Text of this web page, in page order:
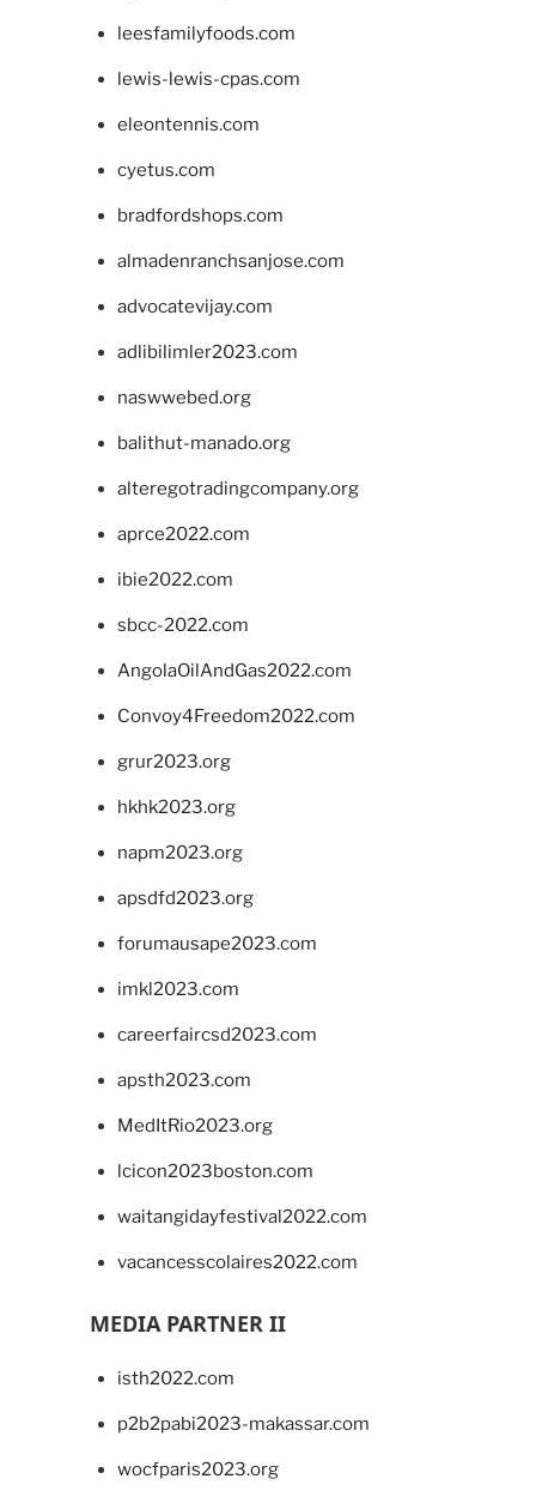
leesfamilyfoods.com
lewis-lewis-cpas.com
eleontennis.com
cyetus.com
bradfordshops.com
almadenranchsanjose.com
advocatevijay.com
adlibilimler2023.com
naswwebed.org
balithut-manado.org
alteregotradingcompany.org
aprce2022.com
ibie2022.com
sbcc-2022.com
AngolaOilAndGas2022.com
Convoy4Freedom2022.com
grur2023.org
hkhk2023.org
napm2023.org
apsdfd2023.org
forumausape2023.com
imkl2023.com
careerfaircsd2023.com
apsth2023.com
MedItRio2023.org
lcicon2023boston.com
waitangidayfestival2022.com
vacancesscolaires2022.com
MEDIA PARTNER II
isth2022.com
p2b2pabi2023-makassar.com
wocfparis2023.org